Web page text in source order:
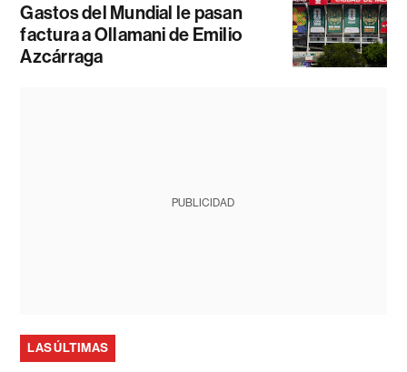
Gastos del Mundial le pasan
factura a Ollamani de Emilio
Azcárraga
PUBLICIDAD
LAS ÚLTIMAS